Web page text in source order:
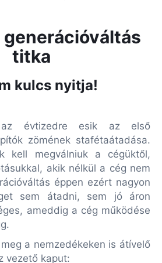
generációváltás
titka
kulcs nyitja!
az évtizedre esik az első
zömének stafétaátadása.
kell megválniuk a cégüktől,
akik nélkül a cég nem
éppen ezért nagyon
sem átadni, sem jó áron
ameddig a cég működése
a nemzedékeken is átívelő
vezető kaput: